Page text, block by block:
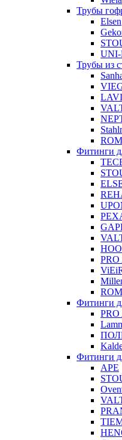
Трубы
Elsen
Трубы из
Фитинги
Фитинги
Фитинги
APE